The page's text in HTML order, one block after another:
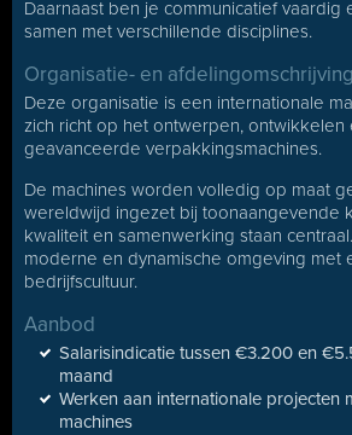
Daarnaast ben je communicatief vaardig
samen met verschillende disciplines.
Organisatie- en afdelingomschrijving
Deze organisatie is een internationale
zich richt op het ontwerpen, ontwikkelen
geavanceerde verpakkingsmachines.
De machines worden volledig op maat
wereldwijd ingezet bij toonaangevende
kwaliteit en samenwerking staan
moderne en dynamische omgeving met
bedrijfscultuur.
Aanbod
Salarisindicatie tussen €3.200 en
maand
Werken aan internationale projecten
machines